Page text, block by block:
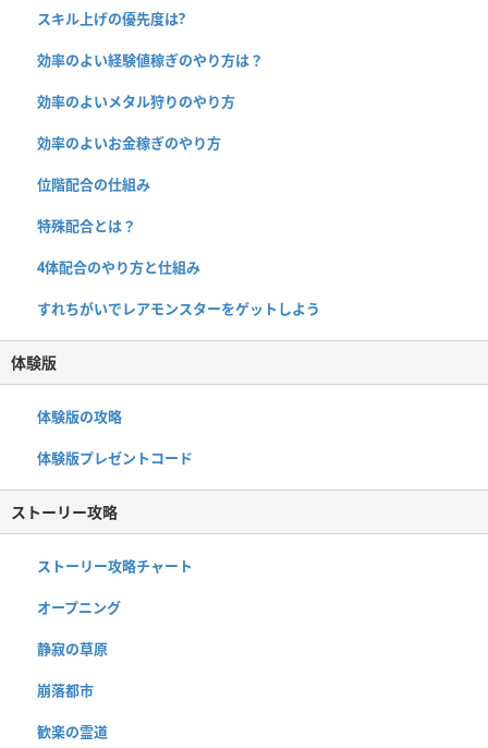
スキル上げの優先度は?
効率のよい経験値稼ぎのやり方は？
効率のよいメタル狩りのやり方
効率のよいお金稼ぎのやり方
位階配合の仕組み
特殊配合とは？
4体配合のやり方と仕組み
すれちがいでレアモンスターをゲットしよう
体験版
体験版の攻略
体験版プレゼントコード
ストーリー攻略
ストーリー攻略チャート
オープニング
静寂の草原
崩落都市
歓楽の霊道